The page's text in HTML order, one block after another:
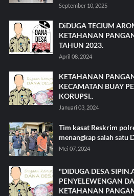
September 10, 2025
DiDUGA TECIUM
KETAHANAN
TAHUN 2023.
April 08, 2024
KETAHANAN
KECAMATAN BUAY
KORUPSI..
Januari 03, 2024
Tim kasat Reskrim
menangkap salah satu
Mei 07, 2024
"DIDUGA DESA
PENYELEWENGAN
KETAHANAN